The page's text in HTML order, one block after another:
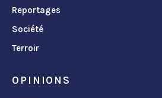
Reportages
Société
Terroir
OPINIONS